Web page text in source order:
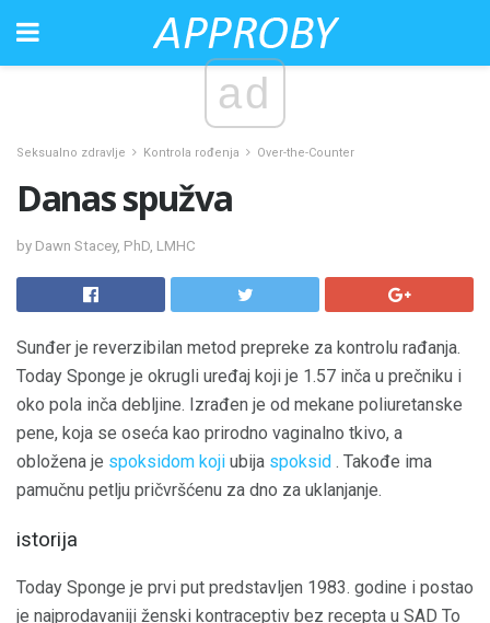
ad
Seksualno zdravlje Kontrola rođenja Over-the-Counter
Danas spužva
by Dawn Stacey, PhD, LMHC
Sunđer je reverzibilan metod prepreke za kontrolu rađanja.
Today Sponge je okrugli uređaj koji je 1.57 inča u prečniku i
oko pola inča debljine. Izrađen je od mekane poliuretanske
pene, koja se oseća kao prirodno vaginalno tkivo, a
obložena je spoksidom koji ubija spoksid . Takođe ima
pamučnu petlju pričvršćenu za dno za uklanjanje.
istorija
Today Sponge je prvi put predstavljen 1983. godine i postao
je najprodavaniji ženski kontraceptiv bez recepta u SAD To